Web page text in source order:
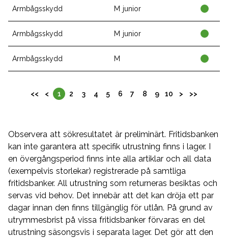
Armbågsskydd M junior
Armbågsskydd M junior
Armbågsskydd M
<< < 1 2 3 4 5 6 7 8 9 10 > >>
Observera att sökresultatet är preliminärt. Fritidsbanken
kan inte garantera att specifik utrustning finns i lager. I
en övergångsperiod finns inte alla artiklar och all data
(exempelvis storlekar) registrerade på samtliga
fritidsbanker. All utrustning som returneras besiktas och
servas vid behov. Det innebär att det kan dröja ett par
dagar innan den finns tillgänglig för utlån. På grund av
utrymmesbrist på vissa fritidsbanker förvaras en del
utrustning säsongsvis i separata lager. Det gör att den